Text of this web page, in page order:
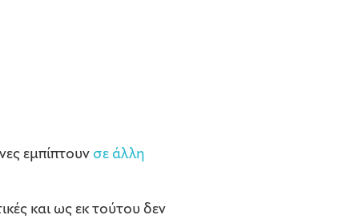
εμπίπτουν σε άλλη
και ως εκ τούτου δεν